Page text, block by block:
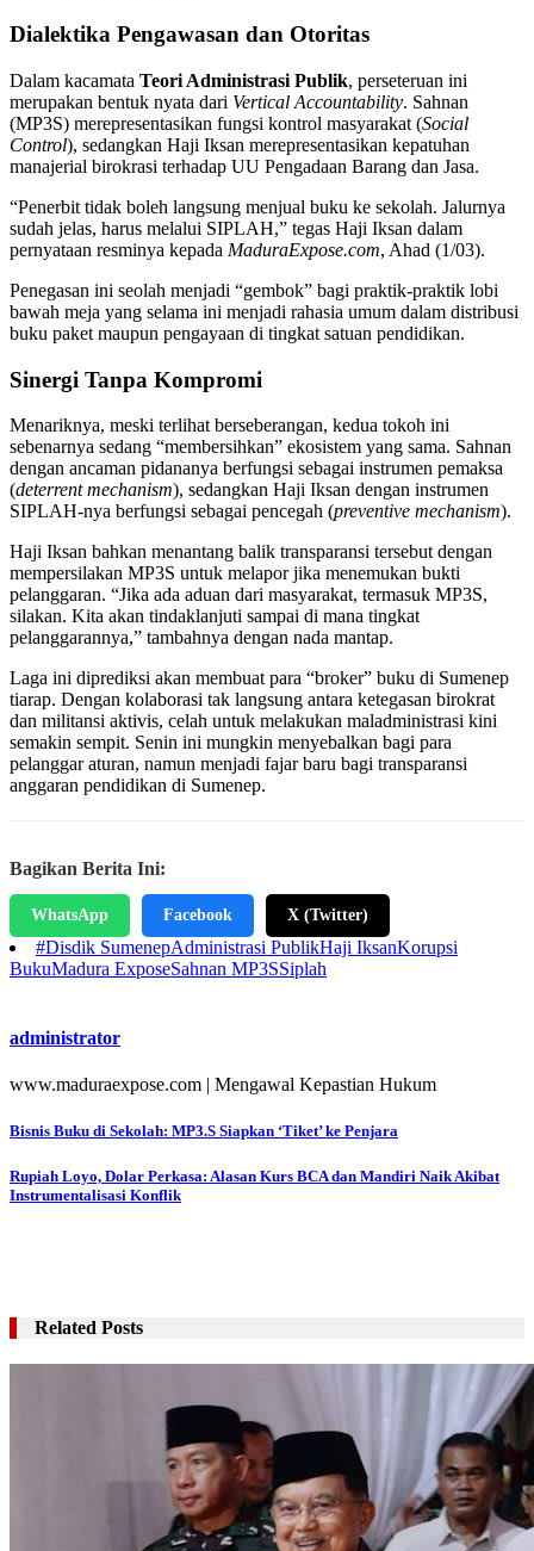
Dialektika Pengawasan dan Otoritas
Dalam kacamata Teori Administrasi Publik, perseteruan ini
merupakan bentuk nyata dari Vertical Accountability. Sahnan
(MP3S) merepresentasikan fungsi kontrol masyarakat (Social
Control), sedangkan Haji Iksan merepresentasikan kepatuhan
manajerial birokrasi terhadap UU Pengadaan Barang dan Jasa.
“Penerbit tidak boleh langsung menjual buku ke sekolah. Jalurnya
sudah jelas, harus melalui SIPLAH,” tegas Haji Iksan dalam
pernyataan resminya kepada MaduraExpose.com, Ahad (1/03).
Penegasan ini seolah menjadi “gembok” bagi praktik-praktik lobi
bawah meja yang selama ini menjadi rahasia umum dalam distribusi
buku paket maupun pengayaan di tingkat satuan pendidikan.
Sinergi Tanpa Kompromi
Menariknya, meski terlihat berseberangan, kedua tokoh ini
sebenarnya sedang “membersihkan” ekosistem yang sama. Sahnan
dengan ancaman pidananya berfungsi sebagai instrumen pemaksa
(deterrent mechanism), sedangkan Haji Iksan dengan instrumen
SIPLAH-nya berfungsi sebagai pencegah (preventive mechanism).
Haji Iksan bahkan menantang balik transparansi tersebut dengan
mempersilakan MP3S untuk melapor jika menemukan bukti
pelanggaran. “Jika ada aduan dari masyarakat, termasuk MP3S,
silakan. Kita akan tindaklanjuti sampai di mana tingkat
pelanggarannya,” tambahnya dengan nada mantap.
Laga ini diprediksi akan membuat para “broker” buku di Sumenep
tiarap. Dengan kolaborasi tak langsung antara ketegasan birokrat
dan militansi aktivis, celah untuk melakukan maladministrasi kini
semakin sempit. Senin ini mungkin menyebalkan bagi para
pelanggar aturan, namun menjadi fajar baru bagi transparansi
anggaran pendidikan di Sumenep.
Bagikan Berita Ini:
WhatsApp Facebook X (Twitter)
#Disdik SumenepAdministrasi PublikHaji IksanKorupsi
BukuMadura ExposeSahnan MP3SSiplah
administrator
www.maduraexpose.com | Mengawal Kepastian Hukum
Navigasi
pos
Bisnis Buku di Sekolah: MP3.S Siapkan ‘Tiket’ ke Penjara
Rupiah Loyo, Dolar Perkasa: Alasan Kurs BCA dan Mandiri Naik Akibat
Instrumentalisasi Konflik
Related Posts